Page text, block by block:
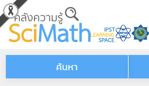
Skip to main content
ค้นหา